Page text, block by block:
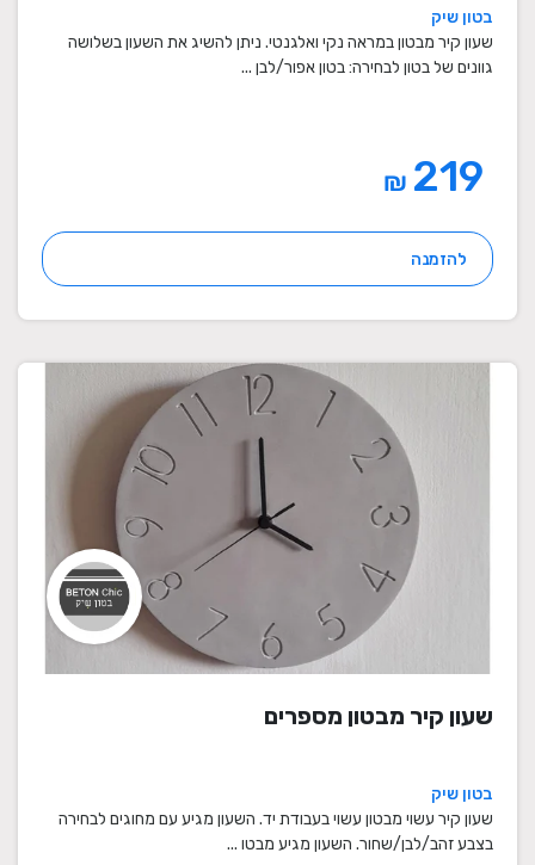
בטון שיק
שעון קיר מבטון במראה נקי ואלגנטי. ניתן להשיג את השעון בשלושה
גוונים של בטון לבחירה: בטון אפור/לבן ...
₪
להזמנה
שעון קיר מבטון מספרים
בטון שיק
שעון קיר עשוי מבטון עשוי בעבודת יד. השעון מגיע עם מחוגים לבחירה
בצבע זהב/לבן/שחור. השעון מגיע מבטו ...